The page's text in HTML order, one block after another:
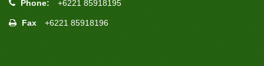
Phone: +6221 85918195
Fax +6221 85918196